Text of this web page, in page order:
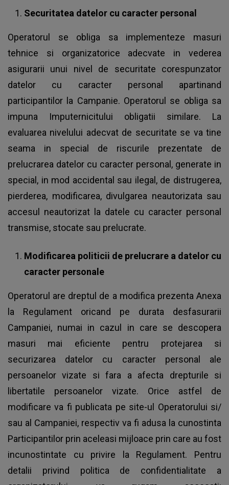
Securitatea datelor cu caracter personal
Operatorul se obliga sa implementeze masuri
tehnice si organizatorice adecvate in vederea
asigurarii unui nivel de securitate corespunzator
datelor cu caracter personal apartinand
participantilor la Campanie. Operatorul se obliga sa
impuna Imputernicitului obligatii similare. La
evaluarea nivelului adecvat de securitate se va tine
seama in special de riscurile prezentate de
prelucrarea datelor cu caracter personal, generate in
special, in mod accidental sau ilegal, de distrugerea,
pierderea, modificarea, divulgarea neautorizata sau
accesul neautorizat la datele cu caracter personal
transmise, stocate sau prelucrate.
Modificarea politicii de prelucrare a datelor cu
caracter personale
Operatorul are dreptul de a modifica prezenta Anexa
la Regulament oricand pe durata desfasurarii
Campaniei, numai in cazul in care se descopera
masuri mai eficiente pentru protejarea si
securizarea datelor cu caracter personal ale
persoanelor vizate si fara a afecta drepturile si
libertatile persoanelor vizate. Orice astfel de
modificare va fi publicata pe site-ul Operatorului si/
sau al Campaniei, respectiv va fi adusa la cunostinta
Participantilor prin aceleasi mijloace prin care au fost
incunostintate cu privire la Regulament. Pentru
detalii privind politica de confidentialitate a